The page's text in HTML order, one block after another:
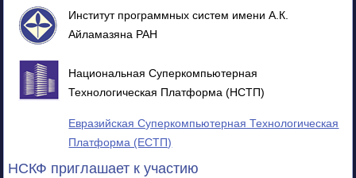
Институт программных систем имени А.К.
Айламазяна РАН
Национальная Суперкомпьютерная
Технологическая Платформа (НСТП)
Евразийская Суперкомпьютерная Технологическая
Платформа (ЕСТП)
НСКФ приглашает к участию